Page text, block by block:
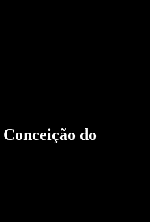
Conceição do